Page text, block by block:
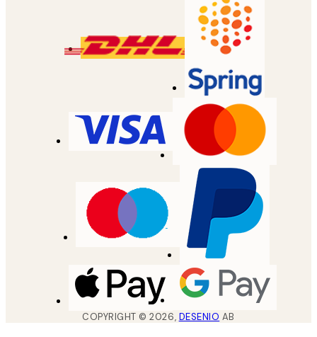
COPYRIGHT ©2026, DESENIO AB